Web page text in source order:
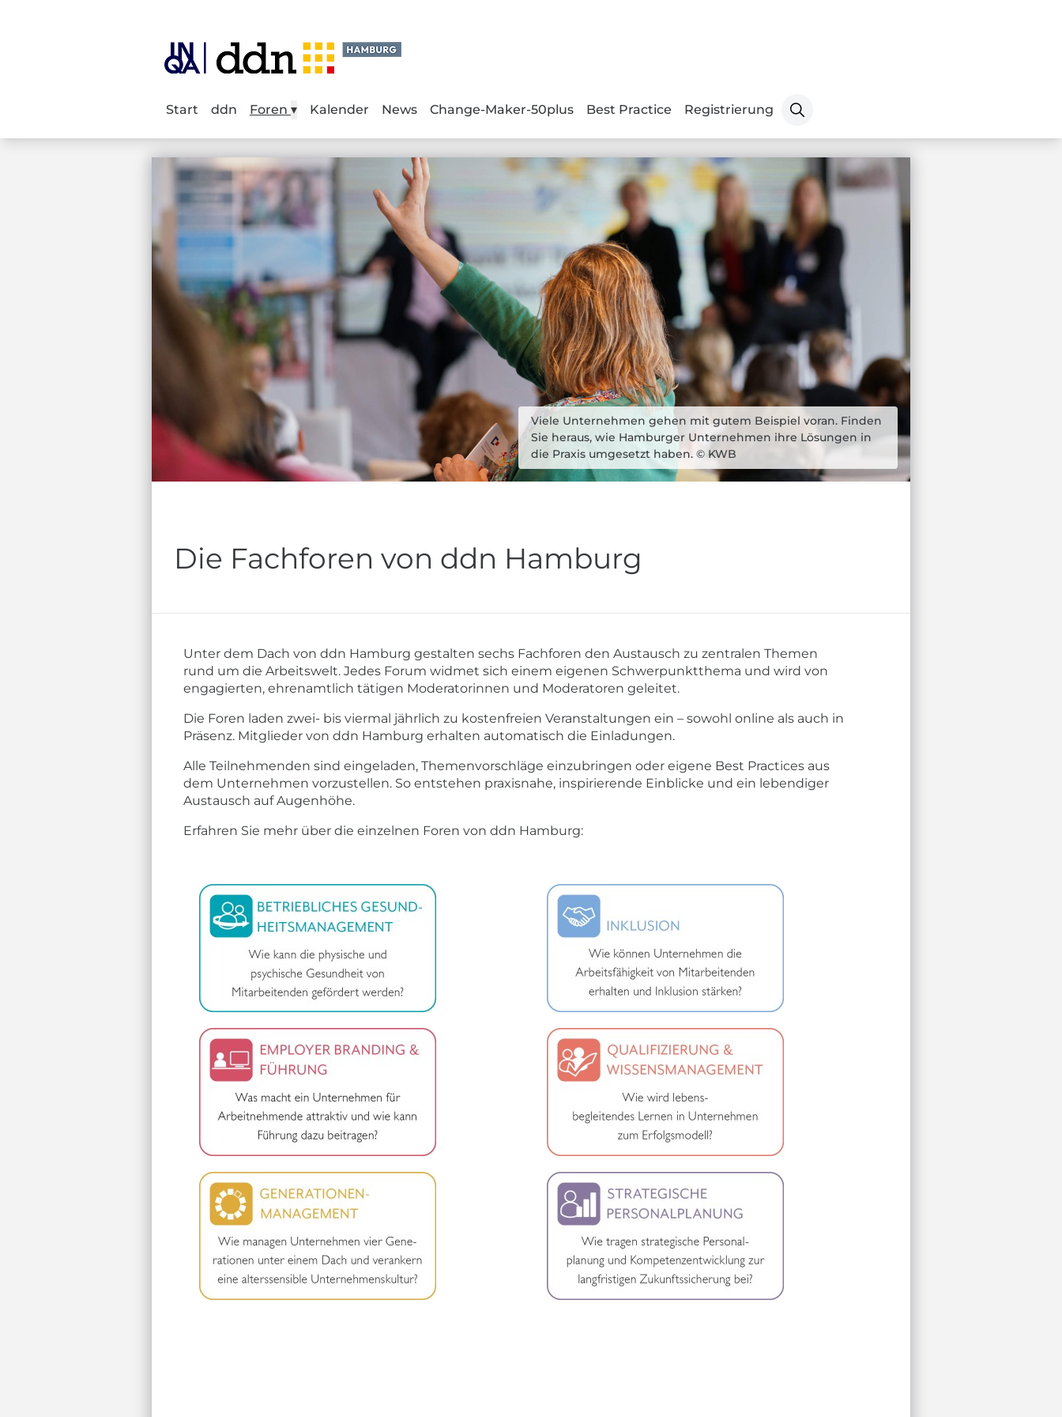
Start ddn Foren ▾ Kalender News Change-Maker-50plus Best Practice Registrierung
Senden
Viele Unternehmen gehen mit gutem Beispiel voran. Finden
Sie heraus, wie Hamburger Unternehmen ihre Lösungen in
die Praxis umgesetzt haben. © KWB
Die Fachforen von ddn Hamburg
Unter dem Dach von ddn Hamburg gestalten sechs Fachforen den Austausch zu zentralen Themen
rund um die Arbeitswelt. Jedes Forum widmet sich einem eigenen Schwerpunktthema und wird von
engagierten, ehrenamtlich tätigen Moderatorinnen und Moderatoren geleitet.
Die Foren laden zwei- bis viermal jährlich zu kostenfreien Veranstaltungen ein – sowohl online als auch in
Präsenz. Mitglieder von ddn Hamburg erhalten automatisch die Einladungen.
Alle Teilnehmenden sind eingeladen, Themenvorschläge einzubringen oder eigene Best Practices aus
dem Unternehmen vorzustellen. So entstehen praxisnahe, inspirierende Einblicke und ein lebendiger
Austausch auf Augenhöhe.
Erfahren Sie mehr über die einzelnen Foren von ddn Hamburg: